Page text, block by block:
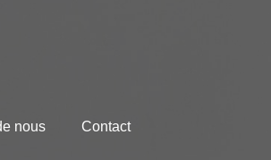
nous Contact